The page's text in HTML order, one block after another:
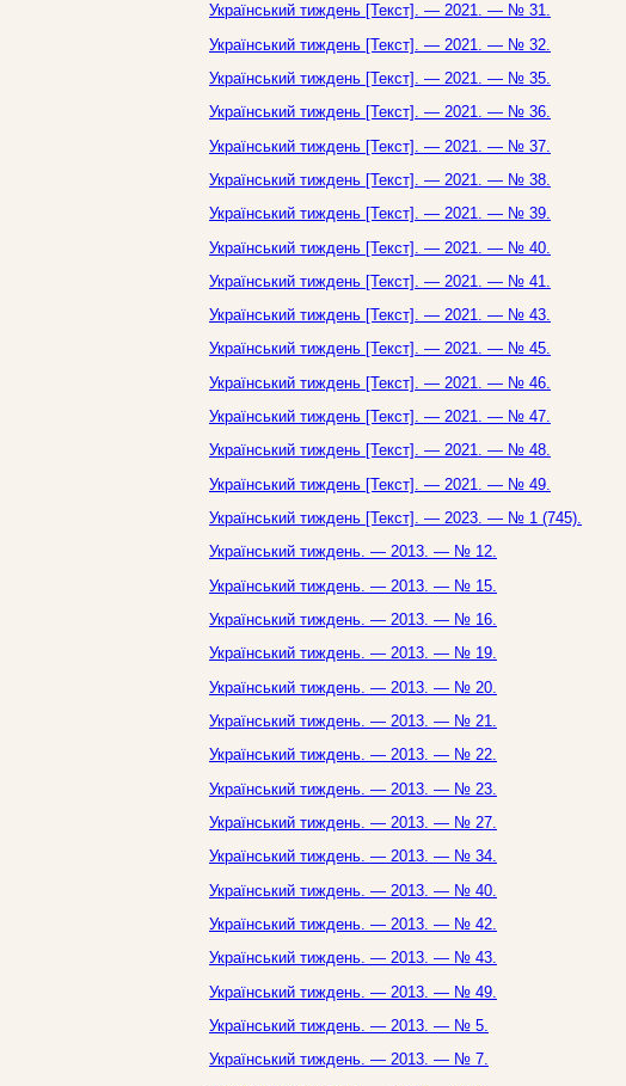
Український тиждень [Текст]. — 2021. — № 31.
Український тиждень [Текст]. — 2021. — № 32.
Український тиждень [Текст]. — 2021. — № 35.
Український тиждень [Текст]. — 2021. — № 36.
Український тиждень [Текст]. — 2021. — № 37.
Український тиждень [Текст]. — 2021. — № 38.
Український тиждень [Текст]. — 2021. — № 39.
Український тиждень [Текст]. — 2021. — № 40.
Український тиждень [Текст]. — 2021. — № 41.
Український тиждень [Текст]. — 2021. — № 43.
Український тиждень [Текст]. — 2021. — № 45.
Український тиждень [Текст]. — 2021. — № 46.
Український тиждень [Текст]. — 2021. — № 47.
Український тиждень [Текст]. — 2021. — № 48.
Український тиждень [Текст]. — 2021. — № 49.
Український тиждень [Текст]. — 2023. — № 1 (745).
Український тиждень. — 2013. — № 12.
Український тиждень. — 2013. — № 15.
Український тиждень. — 2013. — № 16.
Український тиждень. — 2013. — № 19.
Український тиждень. — 2013. — № 20.
Український тиждень. — 2013. — № 21.
Український тиждень. — 2013. — № 22.
Український тиждень. — 2013. — № 23.
Український тиждень. — 2013. — № 27.
Український тиждень. — 2013. — № 34.
Український тиждень. — 2013. — № 40.
Український тиждень. — 2013. — № 42.
Український тиждень. — 2013. — № 43.
Український тиждень. — 2013. — № 49.
Український тиждень. — 2013. — № 5.
Український тиждень. — 2013. — № 7.